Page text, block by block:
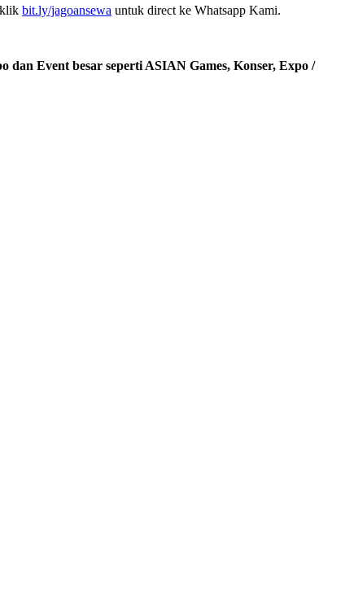
bit.ly/jagoansewa untuk direct ke Whatsapp Kami.
dan Event besar seperti ASIAN Games, Konser, Expo /